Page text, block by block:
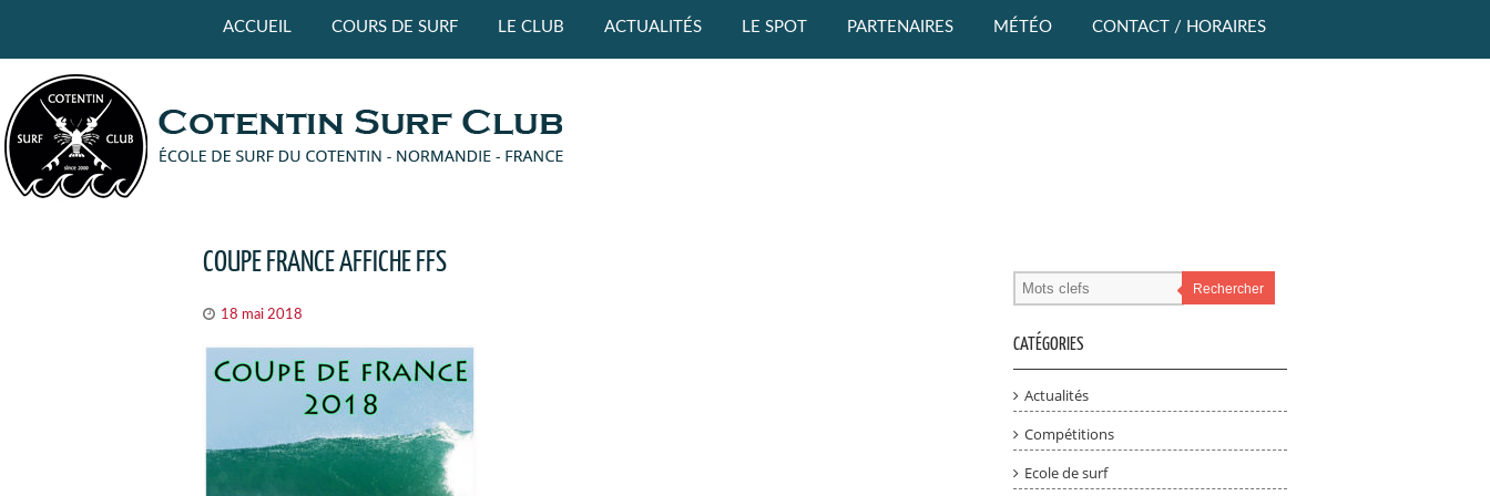
ACCUEIL COURS DE SURF LE CLUB ACTUALITÉS LE SPOT PARTENAIRES MÉTÉO CONTACT / HORAIRES
COUPE FRANCE AFFICHE FFS
18 mai 2018
Rechercher
CATÉGORIES
Actualités
Compétitions
Ecole de surf